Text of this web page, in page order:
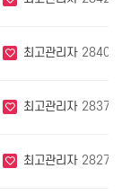
최고관리자 2840
최고관리자 2837
최고관리자 2827